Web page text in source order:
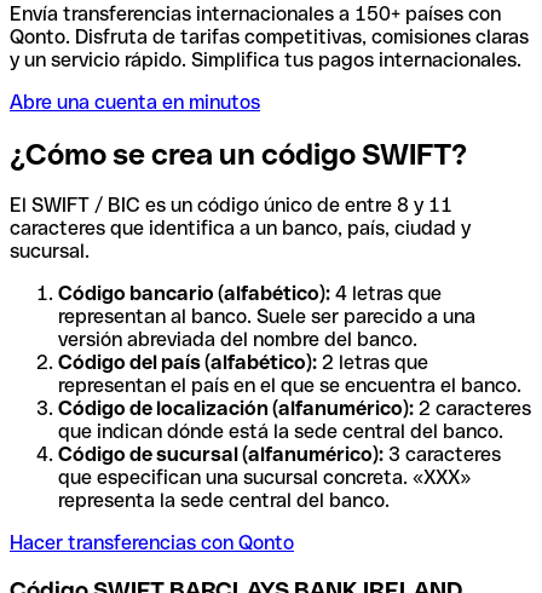
Envía transferencias internacionales a 150+ países con
Qonto. Disfruta de tarifas competitivas, comisiones claras
y un servicio rápido. Simplifica tus pagos internacionales.
Abre una cuenta en minutos
¿Cómo se crea un código SWIFT?
El SWIFT / BIC es un código único de entre 8 y 11
caracteres que identifica a un banco, país, ciudad y
sucursal.
Código bancario (alfabético): 4 letras que
representan al banco. Suele ser parecido a una
versión abreviada del nombre del banco.
Código del país (alfabético): 2 letras que
representan el país en el que se encuentra el banco.
Código de localización (alfanumérico): 2 caracteres
que indican dónde está la sede central del banco.
Código de sucursal (alfanumérico): 3 caracteres
que especifican una sucursal concreta. «XXX»
representa la sede central del banco.
Hacer transferencias con Qonto